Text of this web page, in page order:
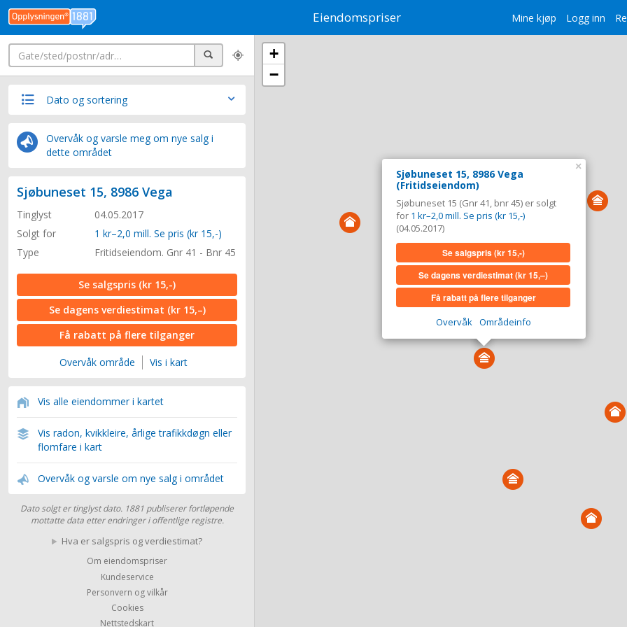
Mine kjøp Logg inn
Eiendomspriser
Søk
Dato og sortering
Overvåk og varsle meg om nye salg i
dette området
Sjøbuneset 15, 8986 Vega
Tinglyst
04.05.2017
Solgt for
1 kr–2,0 mill. Se pris (kr 15,-)
Type
Fritidseiendom. Gnr 41 - Bnr 45
Se salgspris (kr 15,-)
Se dagens verdiestimat (kr 15,–)
Få rabatt på flere tilganger
Overvåk område Vis i kart
Vis alle eiendommer i kartet
Vis radon, kvikkleire, årlige trafikkdøgn eller
flomfare i kart
Overvåk og varsle om nye salg i området
Dato solgt er tinglyst dato. 1881 publiserer fortløpende
mottatte data etter endringer i offentlige registre.
Hva er salgspris og verdiestimat?
Om eiendomspriser
Kundeservice
Personvern og vilkår
Cookies
Nettstedskart
Sjøbuneset 15, 8986 Vega
(Fritidseiendom)
Sjøbuneset 15 (Gnr 41, bnr 45) er solgt
for 1 kr–2,0 mill. Se pris (kr 15,-)
(04.05.2017)
Se salgspris(kr 15,-)
Se dagens verdiestimat(kr 15,–)
Få rabatt på flere tilganger
Overvåk Områdeinfo
×
+
−